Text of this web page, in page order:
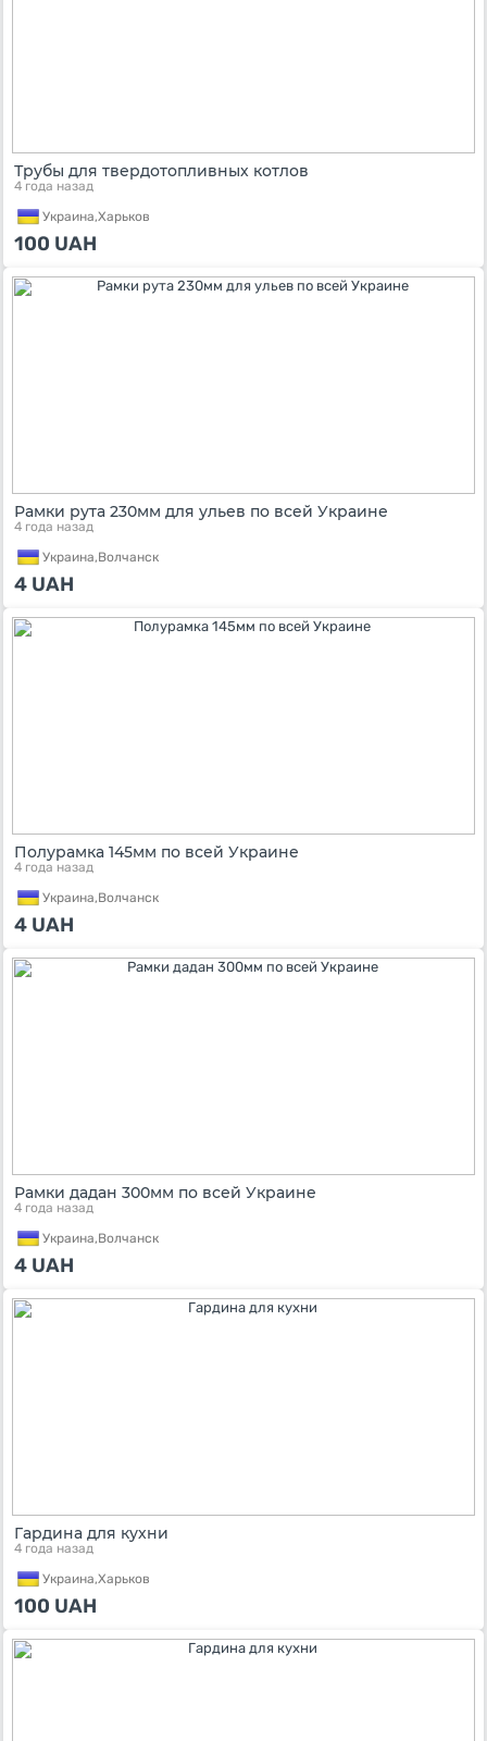
Трубы для твердотопливных котлов
4 года назад
Украина,Харьков
100 UAH
Рамки рута 230мм для ульев по всей Украине
4 года назад
Украина,Волчанск
4 UAH
Полурамка 145мм по всей Украине
4 года назад
Украина,Волчанск
4 UAH
Рамки дадан 300мм по всей Украине
4 года назад
Украина,Волчанск
4 UAH
Гардина для кухни
4 года назад
Украина,Харьков
100 UAH